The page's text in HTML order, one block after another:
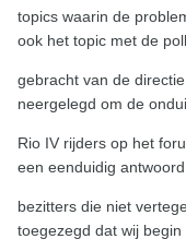
topics waarin de
ook het topic met de
gebracht van de
neergelegd om de
Rio IV rijders op het
een eenduidig
bezitters die niet
toegezegd dat wij